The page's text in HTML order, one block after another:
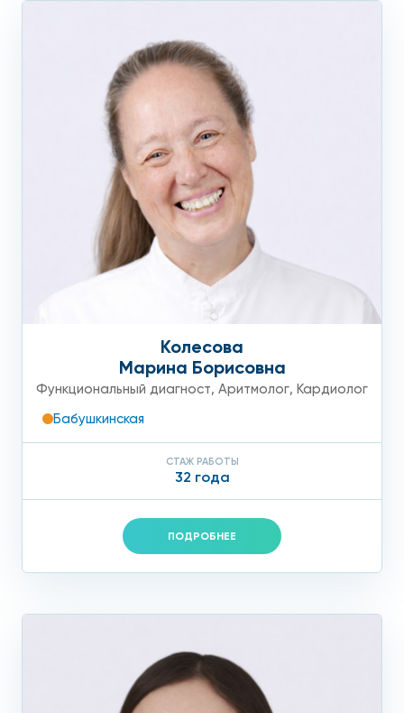
Колесова
Марина Борисовна
Функциональный диагност, Аритмолог, Кардиолог
Бабушкинская
СТАЖ РАБОТЫ
32 года
ПОДРОБНЕЕ